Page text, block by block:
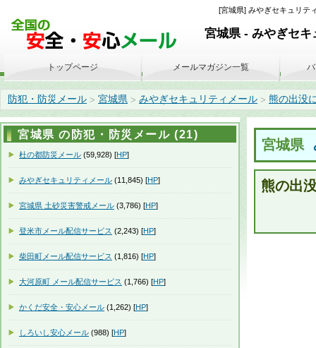
[宮城県] みやぎセキュリテ
宮城県 - みやぎセキ
防犯・防災メール > 宮城県 > みやぎセキュリティメール > 熊の出没
宮城県
熊の出
トップページ メールマガジン一覧
宮城県 の防犯・防災メール (21)
杜の都防災メール (59,928) [HP]
みやぎセキュリティメール (11,845) [HP]
宮城県 土砂災害警戒メール (3,786) [HP]
登米市メール配信サービス (2,243) [HP]
柴田町メール配信サービス (1,816) [HP]
大河原町 メール配信サービス (1,766) [HP]
かくだ安全・安心メール (1,262) [HP]
しろいし安心メール (988) [HP]